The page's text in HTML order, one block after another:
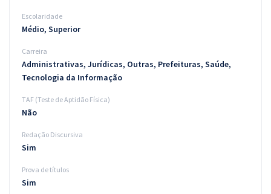
Escolaridade
Médio, Superior
Carreira
Administrativas, Jurídicas, Outras, Prefeituras, Saúde,
Tecnologia da Informação
TAF (Teste de Aptidão Física)
Não
Redação Discursiva
Sim
Prova de títulos
Sim